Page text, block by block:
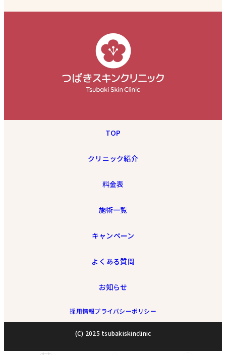
TOP
クリニック紹介
料金表
施術一覧
キャンペーン
よくある質問
お知らせ
採用情報プライバシーポリシー
(C) 2025 tsubakiskinclinic